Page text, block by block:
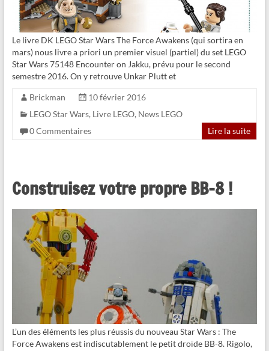
Le livre DK LEGO Star Wars The Force Awakens (qui sortira en
mars) nous livre a priori un premier visuel (partiel) du set LEGO
Star Wars 75148 Encounter on Jakku, prévu pour le second
semestre 2016. On y retrouve Unkar Plutt et
Brickman
10 février 2016
LEGO Star Wars, Livre LEGO, News LEGO
0 Commentaires
Lire la suite
Construisez votre propre BB-8 !
L’un des éléments les plus réussis du nouveau Star Wars : The
Force Awakens est indiscutablement le petit droïde BB-8. Rigolo,